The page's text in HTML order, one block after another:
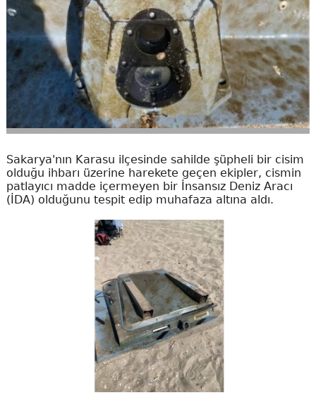
Sakarya'nın Karasu ilçesinde sahilde şüpheli bir cisim
olduğu ihbarı üzerine harekete geçen ekipler, cismin
patlayıcı madde içermeyen bir İnsansız Deniz Aracı
(İDA) olduğunu tespit edip muhafaza altına aldı.